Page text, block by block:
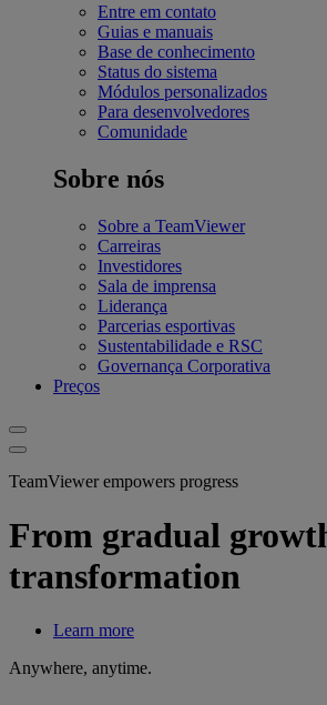
Entre em contato
Guias e manuais
Base de conhecimento
Status do sistema
Módulos personalizados
Para desenvolvedores
Comunidade
Sobre nós
Sobre a TeamViewer
Carreiras
Investidores
Sala de imprensa
Liderança
Parcerias esportivas
Sustentabilidade e RSC
Governança Corporativa
Preços
TeamViewer empowers progress
From gradual
transformation
Learn more
Anywhere, anytime.